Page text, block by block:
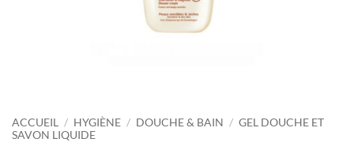
ACCUEIL / HYGIÈNE / DOUCHE & BAIN / GEL DOUCHE ET
SAVON LIQUIDE